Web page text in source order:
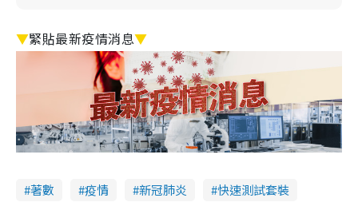
▼緊貼最新疫情消息▼
著數 疫情 新冠肺炎
快速測試套裝